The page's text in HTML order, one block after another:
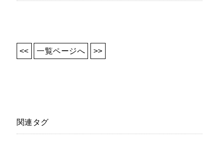
<< 一覧ページへ >>
関連タグ